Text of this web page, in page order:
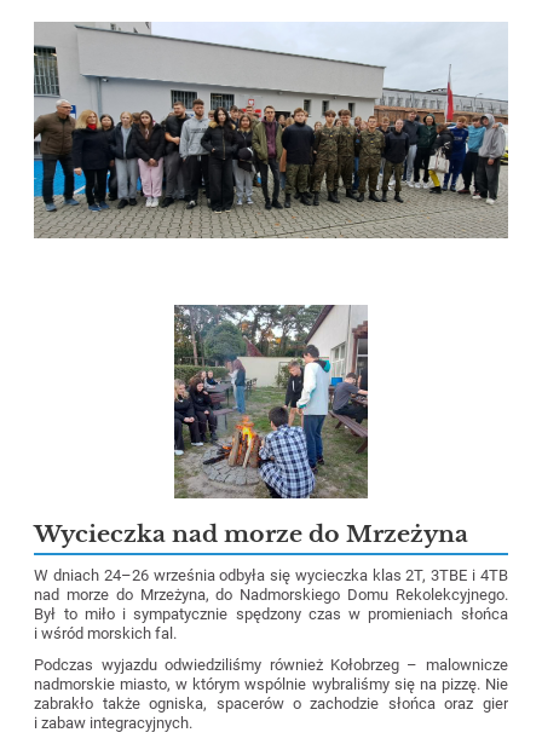
Wycieczka nad morze do Mrzeżyna
W dniach 24–26 września odbyła się wycieczka klas 2T, 3TBE i 4TB
nad morze do Mrzeżyna, do Nadmorskiego Domu Rekolekcyjnego.
Był to miło i sympatycznie spędzony czas w promieniach słońca
i wśród morskich fal.
Podczas wyjazdu odwiedziliśmy również Kołobrzeg – malownicze
nadmorskie miasto, w którym wspólnie wybraliśmy się na pizzę. Nie
zabrakło także ogniska, spacerów o zachodzie słońca oraz gier
i zabaw integracyjnych.